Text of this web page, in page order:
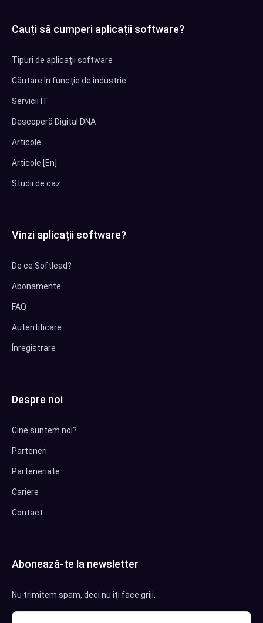
Cauți să cumperi aplicații software?
Tipuri de aplicații software
Căutare în funcție de industrie
Servicii IT
Descoperă Digital DNA
Articole
Articole [En]
Studii de caz
Vinzi aplicații software?
De ce Softlead?
Abonamente
FAQ
Autentificare
Înregistrare
Despre noi
Cine suntem noi?
Parteneri
Parteneriate
Cariere
Contact
Abonează-te la newsletter
Nu trimitem spam, deci nu îți face griji.